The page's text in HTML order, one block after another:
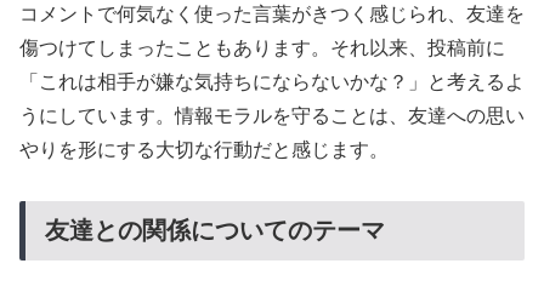
コメントで何気なく使った言葉がきつく感じられ、友達を
傷つけてしまったこともあります。それ以来、投稿前に
「これは相手が嫌な気持ちにならないかな？」と考えるよ
うにしています。情報モラルを守ることは、友達への思い
やりを形にする大切な行動だと感じます。
友達との関係についてのテーマ